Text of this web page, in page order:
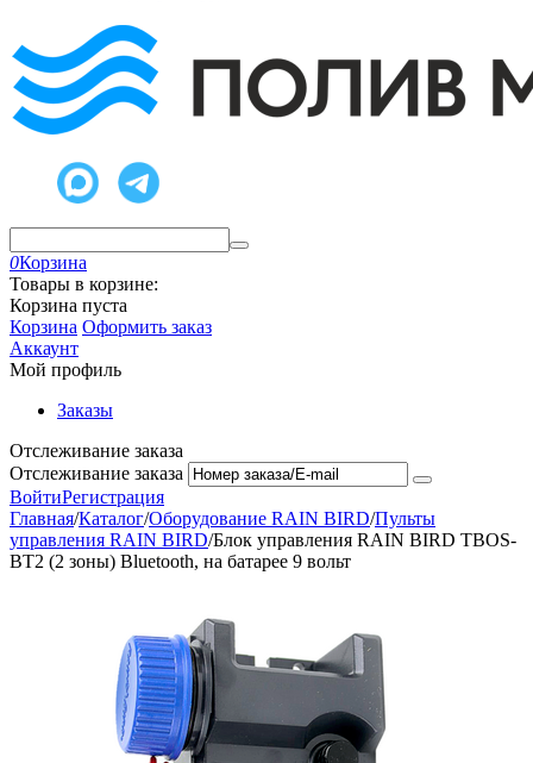
0Корзина
Товары в корзине:
Корзина пуста
Корзина Оформить заказ
Аккаунт
Мой профиль
Заказы
Отслеживание заказа
Отслеживание заказа
ВойтиРегистрация
Главная/Каталог/Оборудование RAIN BIRD/Пульты
управления RAIN BIRD/Блок управления RAIN BIRD TBOS-
BT2 (2 зоны) Bluetooth, на батарее 9 вольт